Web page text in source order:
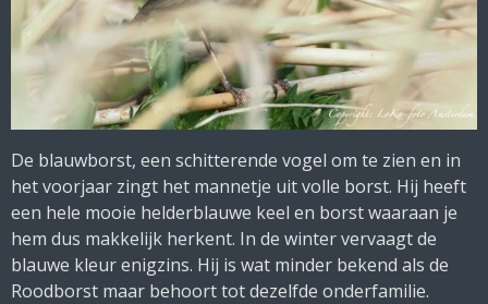
De blauwborst, een schitterende vogel om te zien en in
het voorjaar zingt het mannetje uit volle borst. Hij heeft
een hele mooie helderblauwe keel en borst waaraan je
hem dus makkelijk herkent. In de winter vervaagt de
blauwe kleur enigzins. Hij is wat minder bekend als de
Roodborst maar behoort tot dezelfde onderfamilie.